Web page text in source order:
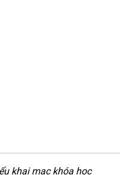
khai mạc khóa học